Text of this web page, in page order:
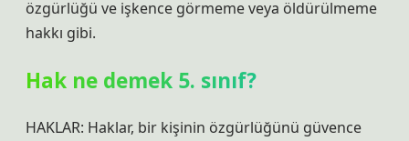
özgürlüğü ve işkence görmeme veya öldürülmeme
hakkı gibi.
Hak ne demek 5. sınıf?
HAKLAR: Haklar, bir kişinin özgürlüğünü güvence